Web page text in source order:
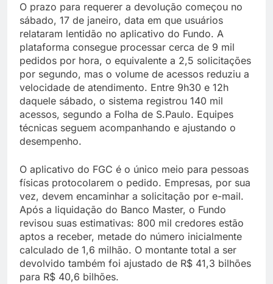
O prazo para requerer a devolução começou no
sábado, 17 de janeiro, data em que usuários
relataram lentidão no aplicativo do Fundo. A
plataforma consegue processar cerca de 9 mil
pedidos por hora, o equivalente a 2,5 solicitações
por segundo, mas o volume de acessos reduziu a
velocidade de atendimento. Entre 9h30 e 12h
daquele sábado, o sistema registrou 140 mil
acessos, segundo a Folha de S.Paulo. Equipes
técnicas seguem acompanhando e ajustando o
desempenho.
O aplicativo do FGC é o único meio para pessoas
físicas protocolarem o pedido. Empresas, por sua
vez, devem encaminhar a solicitação por e-mail.
Após a liquidação do Banco Master, o Fundo
revisou suas estimativas: 800 mil credores estão
aptos a receber, metade do número inicialmente
calculado de 1,6 milhão. O montante total a ser
devolvido também foi ajustado de R$ 41,3 bilhões
para R$ 40,6 bilhões.